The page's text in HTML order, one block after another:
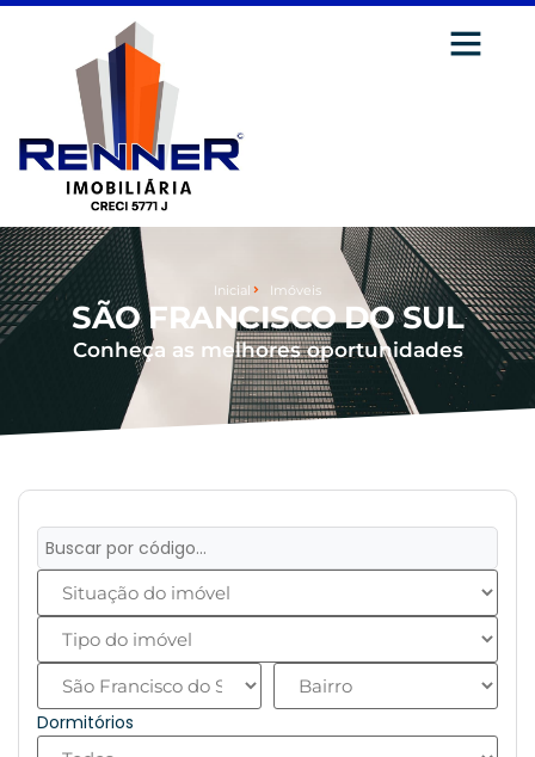
Inicial Imóveis
SÃO FRANCISCO DO SUL
Conheça as melhores oportunidades
Dormitórios